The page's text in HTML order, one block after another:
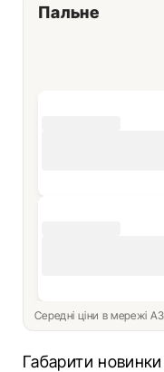
Пальне
Середні ціни в мережі
Габарити